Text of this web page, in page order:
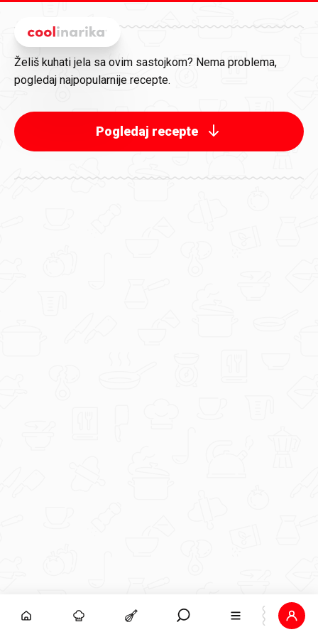
Želiš kuhati jela sa ovim sastojkom? Nema problema,
pogledaj najpopularnije recepte.
Pogledaj recepte